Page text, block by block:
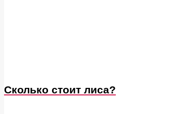
Сколько стоит лиса?